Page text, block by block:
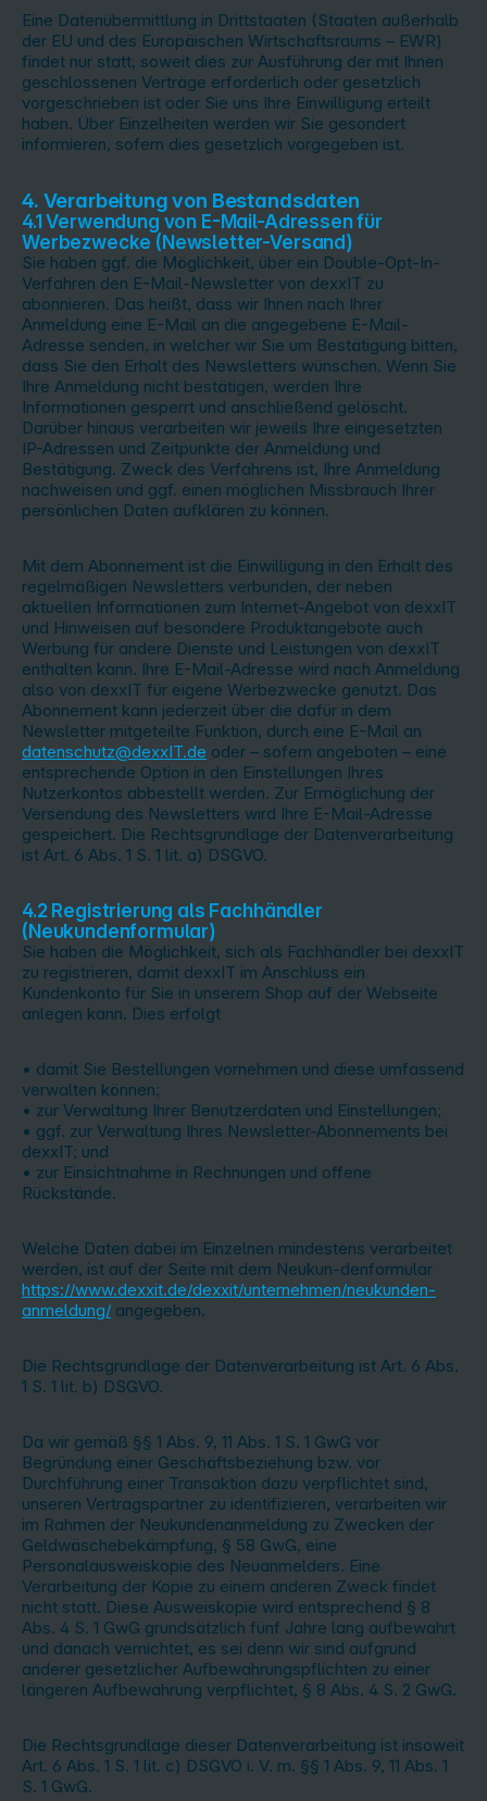
Eine Datenübermittlung in Drittstaaten (Staaten außerhalb
der EU und des Europäischen Wirtschaftsraums – EWR)
findet nur statt, soweit dies zur Ausführung der mit Ihnen
geschlossenen Verträge erforderlich oder gesetzlich
vorgeschrieben ist oder Sie uns Ihre Einwilligung erteilt
haben. Über Einzelheiten werden wir Sie gesondert
informieren, sofern dies gesetzlich vorgegeben ist.
4. Verarbeitung von Bestandsdaten
4.1 Verwendung von E-Mail-Adressen für
Werbezwecke (Newsletter-Versand)
Sie haben ggf. die Möglichkeit, über ein Double-Opt-In-
Verfahren den E-Mail-Newsletter von dexxIT zu
abonnieren. Das heißt, dass wir Ihnen nach Ihrer
Anmeldung eine E-Mail an die angegebene E-Mail-
Adresse senden, in welcher wir Sie um Bestätigung bitten,
dass Sie den Erhalt des Newsletters wünschen. Wenn Sie
Ihre Anmeldung nicht bestätigen, werden Ihre
Informationen gesperrt und anschließend gelöscht.
Darüber hinaus verarbeiten wir jeweils Ihre eingesetzten
IP-Adressen und Zeitpunkte der Anmeldung und
Bestätigung. Zweck des Verfahrens ist, Ihre Anmeldung
nachweisen und ggf. einen möglichen Missbrauch Ihrer
persönlichen Daten aufklären zu können.
Mit dem Abonnement ist die Einwilligung in den Erhalt des
regelmäßigen Newsletters verbunden, der neben
aktuellen Informationen zum Internet-Angebot von dexxIT
und Hinweisen auf besondere Produktangebote auch
Werbung für andere Dienste und Leistungen von dexxIT
enthalten kann. Ihre E-Mail-Adresse wird nach Anmeldung
also von dexxIT für eigene Werbezwecke genutzt. Das
Abonnement kann jederzeit über die dafür in dem
Newsletter mitgeteilte Funktion, durch eine E-Mail an
datenschutz@dexxIT.de oder – sofern angeboten – eine
entsprechende Option in den Einstellungen Ihres
Nutzerkontos abbestellt werden. Zur Ermöglichung der
Versendung des Newsletters wird Ihre E-Mail-Adresse
gespeichert. Die Rechtsgrundlage der Datenverarbeitung
ist Art. 6 Abs. 1 S. 1 lit. a) DSGVO.
4.2 Registrierung als Fachhändler
(Neukundenformular)
Sie haben die Möglichkeit, sich als Fachhändler bei dexxIT
zu registrieren, damit dexxIT im Anschluss ein
Kundenkonto für Sie in unserem Shop auf der Webseite
anlegen kann. Dies erfolgt
• damit Sie Bestellungen vornehmen und diese umfassend
verwalten können;
• zur Verwaltung Ihrer Benutzerdaten und Einstellungen;
• ggf. zur Verwaltung Ihres Newsletter-Abonnements bei
dexxIT; und
• zur Einsichtnahme in Rechnungen und offene
Rückstände.
Welche Daten dabei im Einzelnen mindestens verarbeitet
werden, ist auf der Seite mit dem Neukun-denformular
https://www.dexxit.de/dexxit/unternehmen/neukunden-
anmeldung/ angegeben.
Die Rechtsgrundlage der Datenverarbeitung ist Art. 6 Abs.
1 S. 1 lit. b) DSGVO.
Da wir gemäß §§ 1 Abs. 9, 11 Abs. 1 S. 1 GwG vor
Begründung einer Geschäftsbeziehung bzw. vor
Durchführung einer Transaktion dazu verpflichtet sind,
unseren Vertragspartner zu identifizieren, verarbeiten wir
im Rahmen der Neukundenanmeldung zu Zwecken der
Geldwäschebekämpfung, § 58 GwG, eine
Personalausweiskopie des Neuanmelders. Eine
Verarbeitung der Kopie zu einem anderen Zweck findet
nicht statt. Diese Ausweiskopie wird entsprechend § 8
Abs. 4 S. 1 GwG grundsätzlich fünf Jahre lang aufbewahrt
und danach vernichtet, es sei denn wir sind aufgrund
anderer gesetzlicher Aufbewahrungspflichten zu einer
längeren Aufbewahrung verpflichtet, § 8 Abs. 4 S. 2 GwG.
Die Rechtsgrundlage dieser Datenverarbeitung ist insoweit
Art. 6 Abs. 1 S. 1 lit. c) DSGVO i. V. m. §§ 1 Abs. 9, 11 Abs. 1
S. 1 GwG.